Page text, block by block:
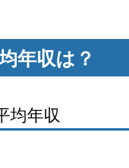
年収は？
均年収